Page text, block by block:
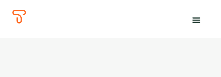
The
Tours